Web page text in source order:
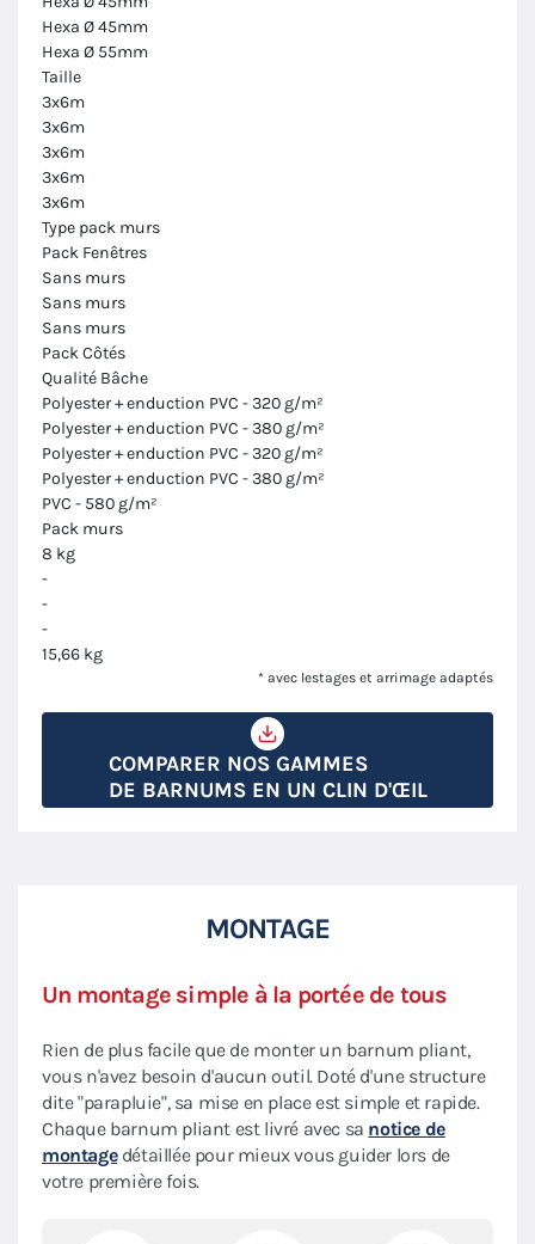
Hexa Ø 45mm
Hexa Ø 55mm
Taille
3x6m
3x6m
3x6m
3x6m
3x6m
Type pack murs
Pack Fenêtres
Sans murs
Sans murs
Sans murs
Pack Côtés
Qualité Bâche
Polyester + enduction PVC - 320 g/m²
Polyester + enduction PVC - 380 g/m²
Polyester + enduction PVC - 320 g/m²
Polyester + enduction PVC - 380 g/m²
PVC - 580 g/m²
Pack murs
8 kg
-
-
-
15,66 kg
* avec lestages et arrimage adaptés
COMPARER NOS GAMMES
DE BARNUMS EN UN CLIN D'ŒIL
MONTAGE
Un montage simple à la portée de tous
Rien de plus facile que de monter un barnum pliant,
vous n'avez besoin d'aucun outil. Doté d'une structure
dite "parapluie", sa mise en place est simple et rapide.
Chaque barnum pliant est livré avec sa notice de
montagedétaillée pour mieux vous guider lors de
votre première fois.